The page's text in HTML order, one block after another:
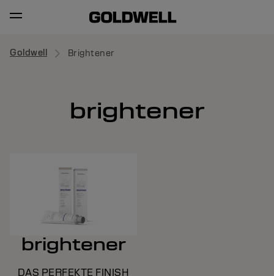
Goldwell Brightener
brightener
brightener
DAS PERFEKTE FINISH